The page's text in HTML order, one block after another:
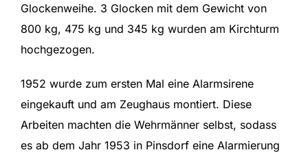
Glockenweihe. 3 Glocken mit dem Gewicht von
800 kg, 475 kg und 345 kg wurden am Kirchturm
hochgezogen.
1952 wurde zum ersten Mal eine Alarmsirene
eingekauft und am Zeughaus montiert. Diese
Arbeiten machten die Wehrmänner selbst, sodass
es ab dem Jahr 1953 in Pinsdorf eine Alarmierung